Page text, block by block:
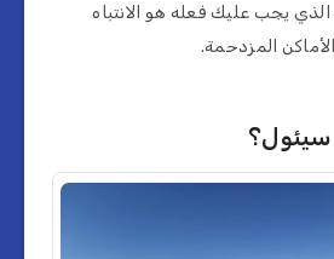
الذي يجب عليك فعله هو الانتباه
المزدحمة.